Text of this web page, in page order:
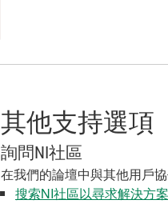
其他支持選項
詢問NI社區
在我們的論壇中與其他用戶
搜索NI社區以尋求解決方案